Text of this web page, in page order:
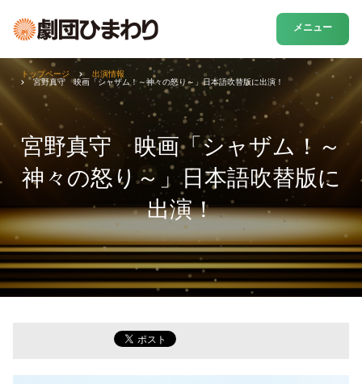
メニュー
宮野真守 映画「シャザム！～
神々の怒り～」日本語吹替版に
出演！
トップページ
出演情報
宮野真守 映画「シャザム！～神々の怒り～」日本語吹替版に出演！